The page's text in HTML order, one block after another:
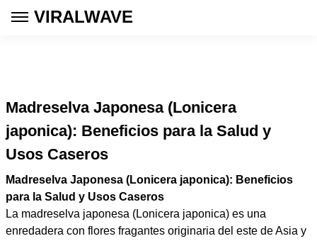
VIRALWAVE
Madreselva Japonesa (Lonicera
japonica): Beneficios para la Salud y
Usos Caseros
Madreselva Japonesa (Lonicera japonica): Beneficios
para la Salud y Usos Caseros
La madreselva japonesa (Lonicera japonica) es una
enredadera con flores fragantes originaria del este de Asia y